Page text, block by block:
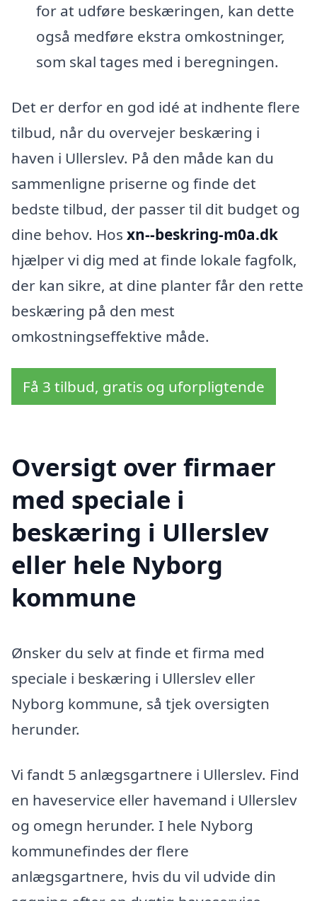
for at udføre beskæringen, kan dette
også medføre ekstra omkostninger,
som skal tages med i beregningen.
Det er derfor en god idé at indhente flere
tilbud, når du overvejer beskæring i
haven i Ullerslev. På den måde kan du
sammenligne priserne og finde det
bedste tilbud, der passer til dit budget og
dine behov. Hos xn--beskring-m0a.dk
hjælper vi dig med at finde lokale fagfolk,
der kan sikre, at dine planter får den rette
beskæring på den mest
omkostningseffektive måde.
Få 3 tilbud, gratis og uforpligtende
Oversigt over firmaer
med speciale i
beskæring i Ullerslev
eller hele Nyborg
kommune
Ønsker du selv at finde et firma med
speciale i beskæring i Ullerslev eller
Nyborg kommune, så tjek oversigten
herunder.
Vi fandt 5 anlægsgartnere i Ullerslev. Find
en haveservice eller havemand i Ullerslev
og omegn herunder. I hele Nyborg
kommunefindes der flere
anlægsgartnere, hvis du vil udvide din